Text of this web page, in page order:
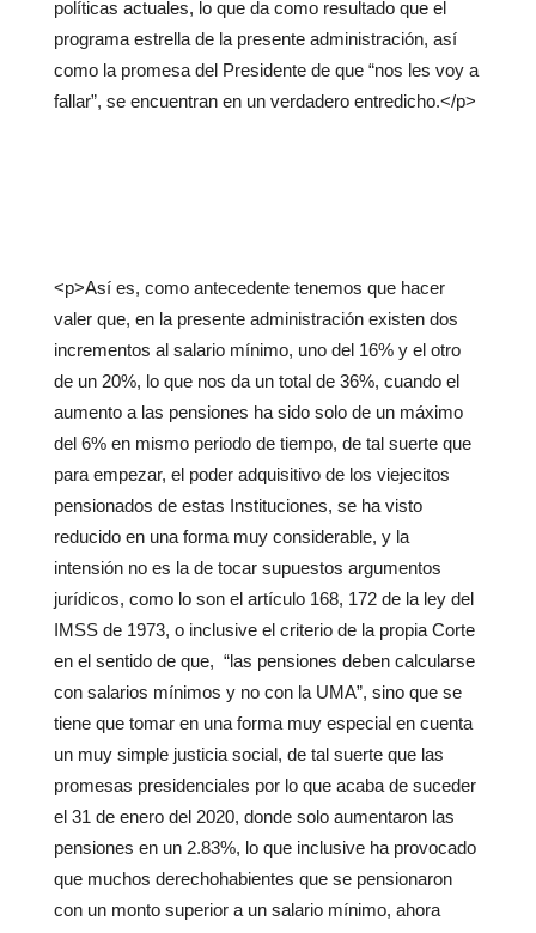
políticas actuales, lo que da como resultado que el
programa estrella de la presente administración, así
como la promesa del Presidente de que “nos les voy a
fallar”, se encuentran en un verdadero entredicho.</p>
<p>Así es, como antecedente tenemos que hacer
valer que, en la presente administración existen dos
incrementos al salario mínimo, uno del 16% y el otro
de un 20%, lo que nos da un total de 36%, cuando el
aumento a las pensiones ha sido solo de un máximo
del 6% en mismo periodo de tiempo, de tal suerte que
para empezar, el poder adquisitivo de los viejecitos
pensionados de estas Instituciones, se ha visto
reducido en una forma muy considerable, y la
intensión no es la de tocar supuestos argumentos
jurídicos, como lo son el artículo 168, 172 de la ley del
IMSS de 1973, o inclusive el criterio de la propia Corte
en el sentido de que, “las pensiones deben calcularse
con salarios mínimos y no con la UMA”, sino que se
tiene que tomar en una forma muy especial en cuenta
un muy simple justicia social, de tal suerte que las
promesas presidenciales por lo que acaba de suceder
el 31 de enero del 2020, donde solo aumentaron las
pensiones en un 2.83%, lo que inclusive ha provocado
que muchos derechohabientes que se pensionaron
con un monto superior a un salario mínimo, ahora